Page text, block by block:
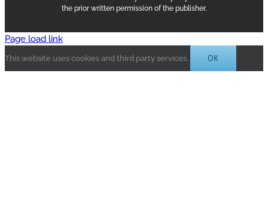
the prior written permission of the publisher.
Page load link
This website uses cookies and third party services. OK